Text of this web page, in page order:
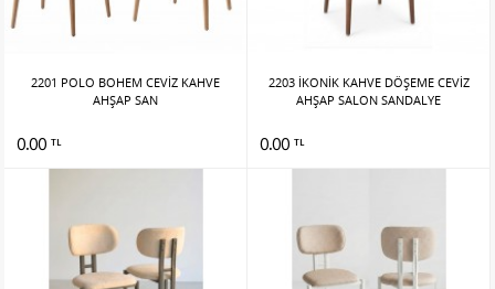
2201 POLO BOHEM CEVİZ KAHVE
AHŞAP SAN
0.00 TL
2203 İKONİK KAHVE DÖŞEME CEVİZ
AHŞAP SALON SANDALYE
0.00 TL